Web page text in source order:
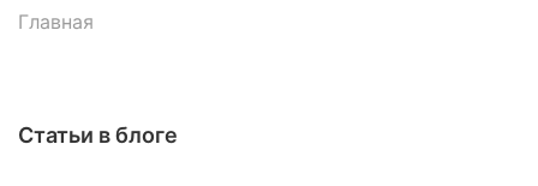
Главная
Статьи в блоге